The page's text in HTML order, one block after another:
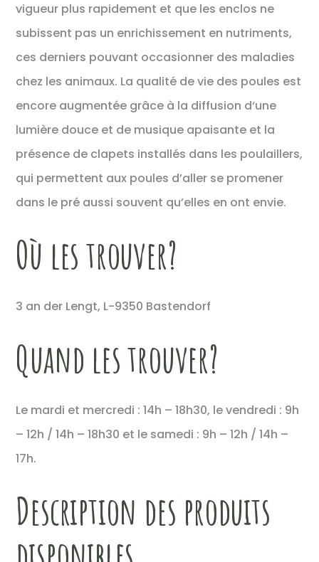
vigueur plus rapidement et que les enclos ne
subissent pas un enrichissement en nutriments,
ces derniers pouvant occasionner des maladies
chez les animaux. La qualité de vie des poules est
encore augmentée grâce à la diffusion d‘une
lumière douce et de musique apaisante et la
présence de clapets installés dans les poulaillers,
qui permettent aux poules d’aller se promener
dans le pré aussi souvent qu’elles en ont envie.
Où les trouver?
3 an der Lengt, L-9350 Bastendorf
Quand les trouver?
Le mardi et mercredi : 14h – 18h30, le vendredi : 9h
– 12h / 14h – 18h30 et le samedi : 9h – 12h / 14h –
17h.
Description des produits